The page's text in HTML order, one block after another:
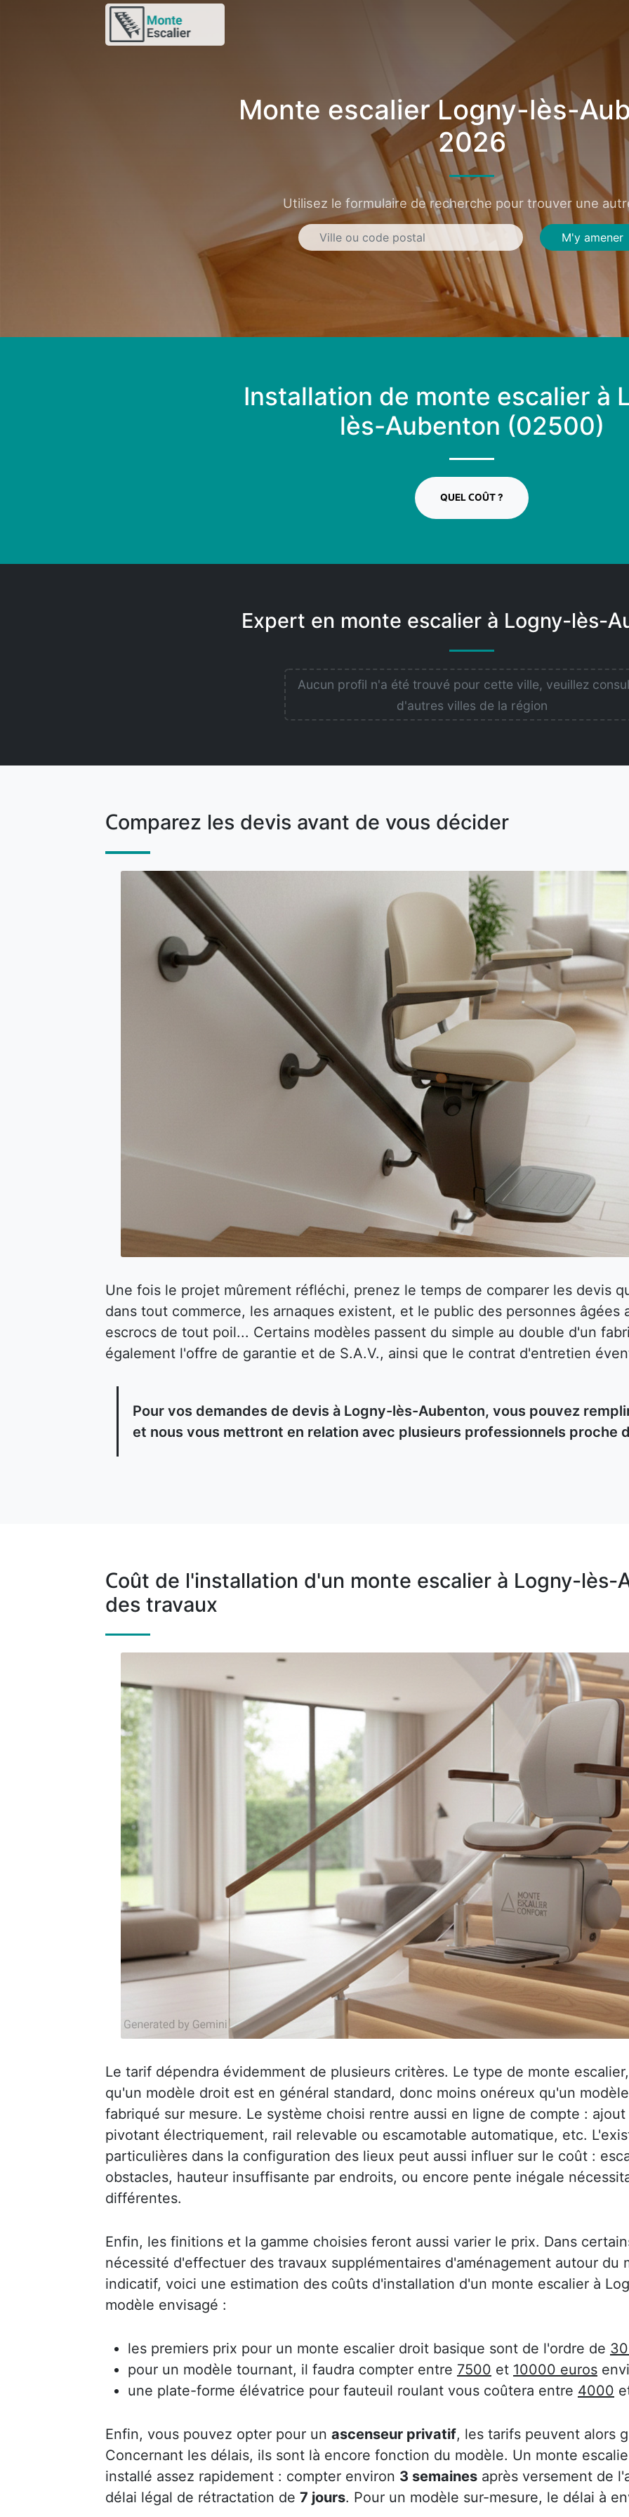
Monte escalier Logny-lès-
2026
Utilisez le formulaire de recherche pour trouver une
M'y amener
Installation de monte escalier à
lès-Aubenton (02500)
QUEL COÛT ?
Expert en monte escalier à Logny-lès-
Aucun profil n'a été trouvé pour cette ville, veuillez
d'autres villes de la région
Comparez les devis avant de vous décider
Une fois le projet mûrement réfléchi, prenez le temps de comparer les devis
dans tout commerce, les arnaques existent, et le public des personnes âgées
escrocs de tout poil... Certains modèles passent du simple au double d'un
également l'offre de garantie et de S.A.V., ainsi que le contrat d'entretien
Pour vos demandes de devis à Logny-lès-Aubenton, vous pouvez
et nous vous mettront en relation avec plusieurs professionnels proche
Coût de l'installation d'un monte escalier à Logny-lès-
des travaux
Le tarif dépendra évidemment de plusieurs critères. Le type de monte
qu'un modèle droit est en général standard, donc moins onéreux qu'un
fabriqué sur mesure. Le système choisi rentre aussi en ligne de compte :
pivotant électriquement, rail relevable ou escamotable automatique, etc.
particulières dans la configuration des lieux peut aussi influer sur le coût :
obstacles, hauteur insuffisante par endroits, ou encore pente inégale
différentes.
Enfin, les finitions et la gamme choisies feront aussi varier le prix. Dans
nécessité d'effectuer des travaux supplémentaires d'aménagement autour du
indicatif, voici une estimation des coûts d'installation d'un monte escalier à
modèle envisagé :
les premiers prix pour un monte escalier droit basique sont de l'ordre de
pour un modèle tournant, il faudra compter entre 7500 et 10000 euros
une plate-forme élévatrice pour fauteuil roulant vous coûtera entre 4000
Enfin, vous pouvez opter pour un ascenseur privatif, les tarifs peuvent alors
Concernant les délais, ils sont là encore fonction du modèle. Un monte
installé assez rapidement : compter environ 3 semaines après versement de
délai légal de rétractation de 7 jours. Pour un modèle sur-mesure, le délai à